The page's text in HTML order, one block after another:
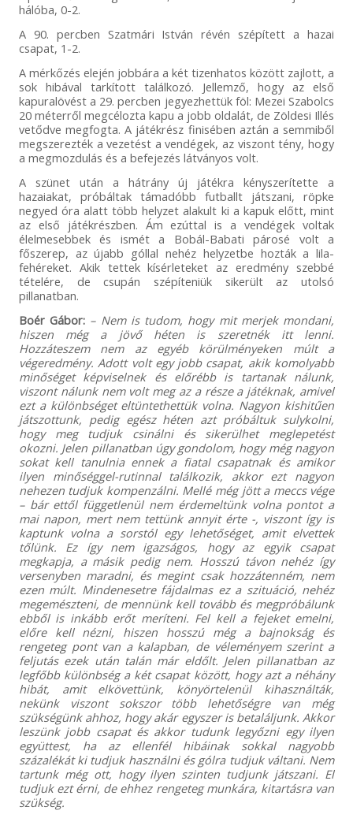
hálóba, 0-2.
A 90. percben Szatmári István révén szépített a hazai
csapat, 1-2.
A mérkőzés elején jobbára a két tizenhatos között zajlott, a
sok hibával tarkított találkozó. Jellemző, hogy az első
kapuralövést a 29. percben jegyezhettük föl: Mezei Szabolcs
20 méterről megcélozta kapu a jobb oldalát, de Zöldesi Illés
vetődve megfogta. A játékrész finisében aztán a semmiből
megszerezték a vezetést a vendégek, az viszont tény, hogy
a megmozdulás és a befejezés látványos volt.
A szünet után a hátrány új játékra kényszerítette a
hazaiakat, próbáltak támadóbb futballt játszani, röpke
negyed óra alatt több helyzet alakult ki a kapuk előtt, mint
az első játékrészben. Ám ezúttal is a vendégek voltak
élelmesebbek és ismét a Bobál-Babati párosé volt a
főszerep, az újabb góllal nehéz helyzetbe hozták a lila-
fehéreket. Akik tettek kísérleteket az eredmény szebbé
tételére, de csupán szépíteniük sikerült az utolsó
pillanatban.
Boér Gábor: – Nem is tudom, hogy mit merjek mondani,
hiszen még a jövő héten is szeretnék itt lenni.
Hozzáteszem nem az egyéb körülményeken múlt a
végeredmény. Adott volt egy jobb csapat, akik komolyabb
minőséget képviselnek és előrébb is tartanak nálunk,
viszont nálunk nem volt meg az a része a játéknak, amivel
ezt a különbséget eltüntethettük volna. Nagyon kishitűen
játszottunk, pedig egész héten azt próbáltuk sulykolni,
hogy meg tudjuk csinálni és sikerülhet meglepetést
okozni. Jelen pillanatban úgy gondolom, hogy még nagyon
sokat kell tanulnia ennek a fiatal csapatnak és amikor
ilyen minőséggel-rutinnal találkozik, akkor ezt nagyon
nehezen tudjuk kompenzálni. Mellé még jött a meccs vége
– bár ettől függetlenül nem érdemeltünk volna pontot a
mai napon, mert nem tettünk annyit érte -, viszont így is
kaptunk volna a sorstól egy lehetőséget, amit elvettek
tőlünk. Ez így nem igazságos, hogy az egyik csapat
megkapja, a másik pedig nem. Hosszú távon nehéz így
versenyben maradni, és megint csak hozzátenném, nem
ezen múlt. Mindenesetre fájdalmas ez a szituáció, nehéz
megemészteni, de mennünk kell tovább és megpróbálunk
ebből is inkább erőt meríteni. Fel kell a fejeket emelni,
előre kell nézni, hiszen hosszú még a bajnokság és
rengeteg pont van a kalapban, de véleményem szerint a
feljutás ezek után talán már eldőlt. Jelen pillanatban az
legfőbb különbség a két csapat között, hogy azt a néhány
hibát, amit elkövettünk, könyörtelenül kihasználták,
nekünk viszont sokszor több lehetőségre van még
szükségünk ahhoz, hogy akár egyszer is betaláljunk. Akkor
leszünk jobb csapat és akkor tudunk legyőzni egy ilyen
együttest, ha az ellenfél hibáinak sokkal nagyobb
százalékát ki tudjuk használni és gólra tudjuk váltani. Nem
tartunk még ott, hogy ilyen szinten tudjunk játszani. El
tudjuk ezt érni, de ehhez rengeteg munkára, kitartásra van
szükség.